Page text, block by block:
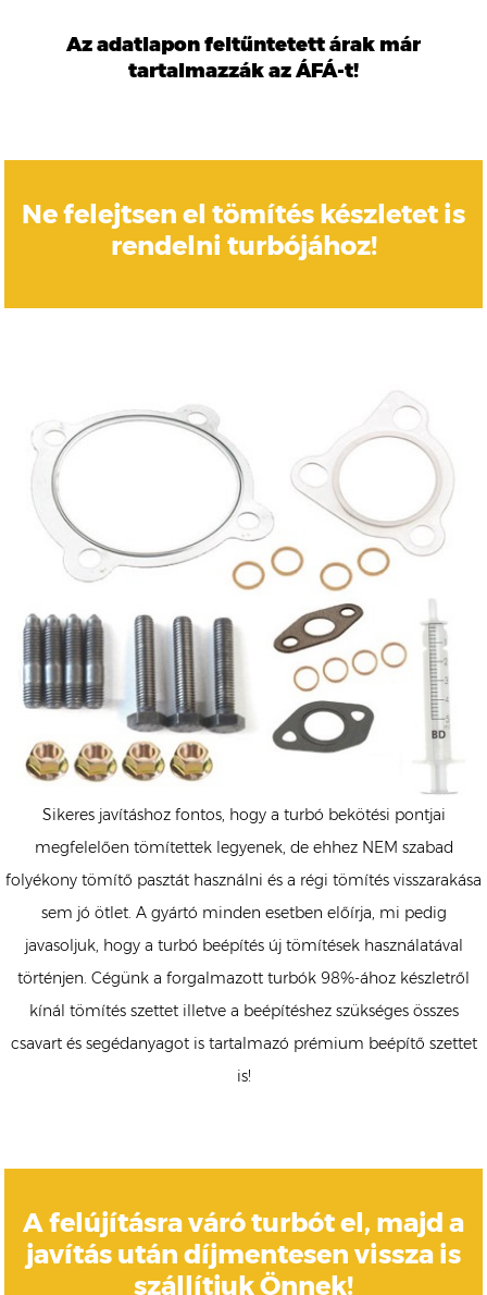
Az adatlapon feltűntetett árak már
tartalmazzák az ÁFÁ-t!
Ne felejtsen el tömítés készletet is
rendelni turbójához!
Sikeres javításhoz fontos, hogy a turbó bekötési pontjai
megfelelően tömítettek legyenek, de ehhez NEM szabad
folyékony tömítő pasztát használni és a régi tömítés visszarakása
sem jó ötlet. A gyártó minden esetben előírja, mi pedig
javasoljuk, hogy a turbó beépítés új tömítések használatával
történjen. Cégünk a forgalmazott turbók 98%-ához készletről
kínál tömítés szettet illetve a beépítéshez szükséges összes
csavart és segédanyagot is tartalmazó prémium beépítő szettet
is!
A felújításra váró turbót el, majd a
javítás után díjmentesen vissza is
szállítjuk Önnek!